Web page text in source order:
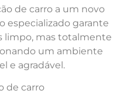
de carro a um novo
especializado garante
limpo, mas totalmente
um ambiente
e agradável.
de carro